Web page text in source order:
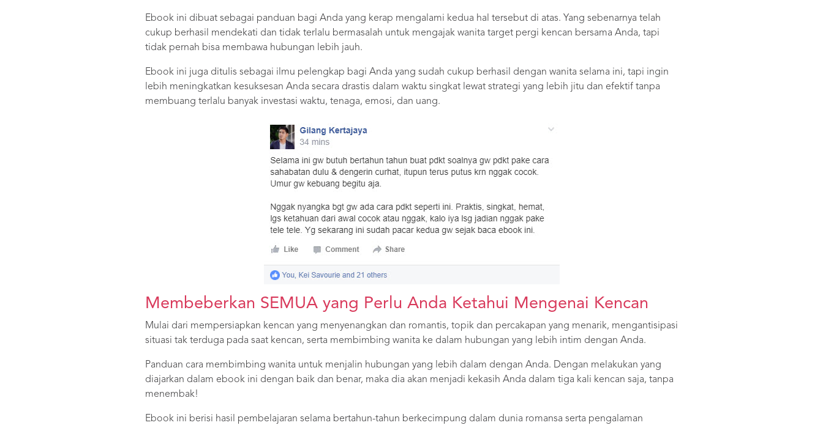
Ebook ini dibuat sebagai panduan bagi Anda yang kerap mengalami kedua hal tersebut di atas. Yang sebenarnya telah
cukup berhasil mendekati dan tidak terlalu bermasalah untuk mengajak wanita target pergi kencan bersama Anda, tapi
tidak pernah bisa membawa hubungan lebih jauh.
Ebook ini juga ditulis sebagai ilmu pelengkap bagi Anda yang sudah cukup berhasil dengan wanita selama ini, tapi ingin
lebih meningkatkan kesuksesan Anda secara drastis dalam waktu singkat lewat strategi yang lebih jitu dan efektif tanpa
membuang terlalu banyak investasi waktu, tenaga, emosi, dan uang.
Membeberkan SEMUA yang Perlu Anda Ketahui Mengenai Kencan
Mulai dari mempersiapkan kencan yang menyenangkan dan romantis, topik dan percakapan yang menarik, mengantisipasi
situasi tak terduga pada saat kencan, serta membimbing wanita ke dalam hubungan yang lebih intim dengan Anda.
Panduan cara membimbing wanita untuk menjalin hubungan yang lebih dalam dengan Anda. Dengan melakukan yang
diajarkan dalam ebook ini dengan baik dan benar, maka dia akan menjadi kekasih Anda dalam tiga kali kencan saja, tanpa
menembak!
Ebook ini berisi hasil pembelajaran selama bertahun-tahun berkecimpung dalam dunia romansa serta pengalaman